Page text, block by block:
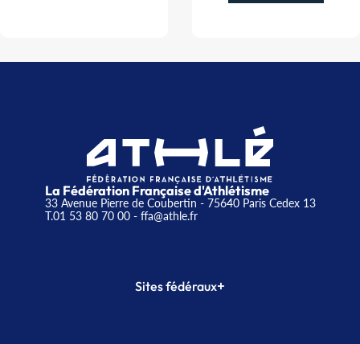
La Fédération Française d'Athlétisme
33 Avenue Pierre de Coubertin - 75640 Paris Cedex 13
T.01 53 80 70 00- ffa@athle.fr
Sites fédéraux+